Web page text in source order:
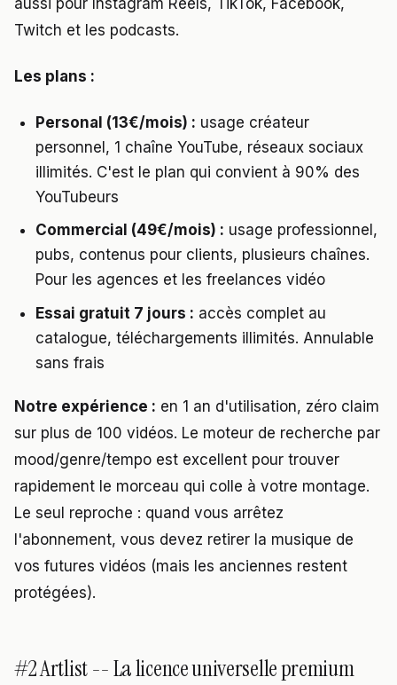
aussi pour Instagram Reels, TikTok, Facebook,
Twitch et les podcasts.
Les plans :
Personal (13€/mois) : usage créateur
personnel, 1 chaîne YouTube, réseaux sociaux
illimités. C'est le plan qui convient à 90% des
YouTubeurs
Commercial (49€/mois) : usage professionnel,
pubs, contenus pour clients, plusieurs chaînes.
Pour les agences et les freelances vidéo
Essai gratuit 7 jours : accès complet au
catalogue, téléchargements illimités. Annulable
sans frais
Notre expérience : en 1 an d'utilisation, zéro claim
sur plus de 100 vidéos. Le moteur de recherche par
mood/genre/tempo est excellent pour trouver
rapidement le morceau qui colle à votre montage.
Le seul reproche : quand vous arrêtez
l'abonnement, vous devez retirer la musique de
vos futures vidéos (mais les anciennes restent
protégées).
#2 Artlist -- La licence universelle premium